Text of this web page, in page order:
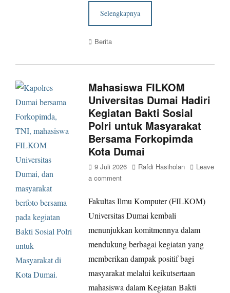
Selengkapnya
Categories
Berita
Mahasiswa FILKOM
Universitas Dumai Hadiri
Kegiatan Bakti Sosial
Polri untuk Masyarakat
Bersama Forkopimda
Kota Dumai
Posted
on
9 Juli 2026 Author
Rafdi Hasiholan
Leave
a comment
Fakultas Ilmu Komputer (FILKOM)
Universitas Dumai kembali
menunjukkan komitmennya dalam
mendukung berbagai kegiatan yang
memberikan dampak positif bagi
masyarakat melalui keikutsertaan
mahasiswa dalam Kegiatan Bakti